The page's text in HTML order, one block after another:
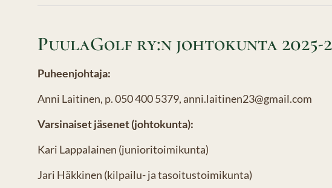
PuulaGolf ry:n johtokunta 2025-
Puheenjohtaja:
Anni Laitinen, p. 050 400 5379, anni.laitinen23@gmail.com
Varsinaiset jäsenet (johtokunta):
Kari Lappalainen (junioritoimikunta)
Jari Häkkinen (kilpailu- ja tasoitustoimikunta)